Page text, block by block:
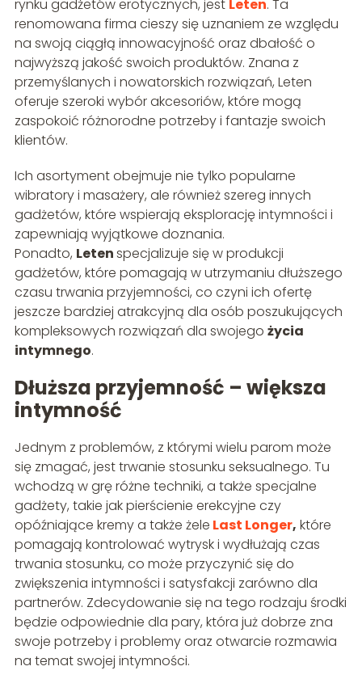
rynku gadżetów erotycznych, jest Leten. Ta
renomowana firma cieszy się uznaniem ze względu
na swoją ciągłą innowacyjność oraz dbałość o
najwyższą jakość swoich produktów. Znana z
przemyślanych i nowatorskich rozwiązań, Leten
oferuje szeroki wybór akcesoriów, które mogą
zaspokoić różnorodne potrzeby i fantazje swoich
klientów.
Ich asortyment obejmuje nie tylko popularne
wibratory i masażery, ale również szereg innych
gadżetów, które wspierają eksplorację intymności i
zapewniają wyjątkowe doznania.
Ponadto, Letenspecjalizuje się w produkcji
gadżetów, które pomagają w utrzymaniu dłuższego
czasu trwania przyjemności, co czyni ich ofertę
jeszcze bardziej atrakcyjną dla osób poszukujących
kompleksowych rozwiązań dla swojego życia
intymnego.
Dłuższa przyjemność – większa
intymność
Jednym z problemów, z którymi wielu parom może
się zmagać, jest trwanie stosunku seksualnego. Tu
wchodzą w grę różne techniki, a także specjalne
gadżety, takie jak pierścienie erekcyjne czy
opóźniające kremy a także żele Last Longer, które
pomagają kontrolować wytrysk i wydłużają czas
trwania stosunku, co może przyczynić się do
zwiększenia intymności i satysfakcji zarówno dla
partnerów. Zdecydowanie się na tego rodzaju środki
będzie odpowiednie dla pary, która już dobrze zna
swoje potrzeby i problemy oraz otwarcie rozmawia
na temat swojej intymności.